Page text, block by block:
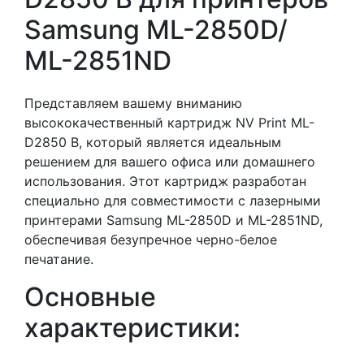
Samsung ML-2850D/
ML-2851ND
Представляем вашему вниманию
высококачественный картридж NV Print ML-
D2850 B, который является идеальным
решением для вашего офиса или домашнего
использования. Этот картридж разработан
специально для совместимости с лазерными
принтерами Samsung ML-2850D и ML-2851ND,
обеспечивая безупречное черно-белое
печатание.
Основные
характеристики: